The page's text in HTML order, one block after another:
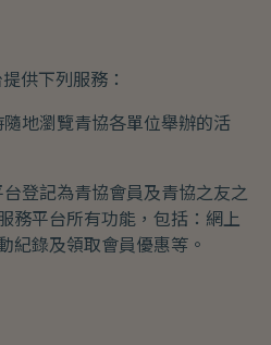
供下列服務：
地瀏覽青協各單位舉辦的活
登記為青協會員及青協之友之
務平台所有功能，包括：網上
紀錄及領取會員優惠等。